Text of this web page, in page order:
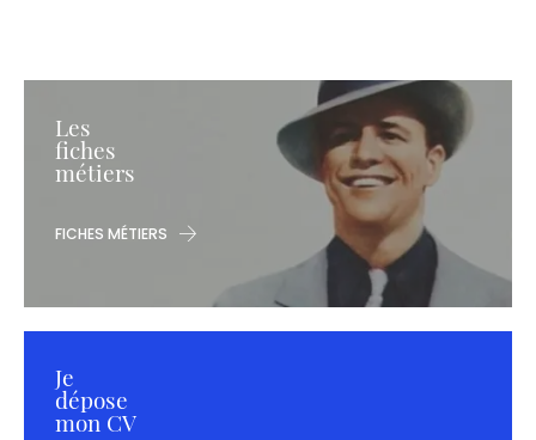
Les
fiches
métiers
FICHES MÉTIERS
Je
dépose
mon CV